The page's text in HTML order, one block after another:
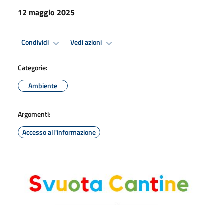
12 maggio 2025
Condividi Vedi azioni
Categorie:
Ambiente
Argomenti:
Accesso all'informazione